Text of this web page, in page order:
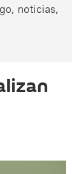
noticias,